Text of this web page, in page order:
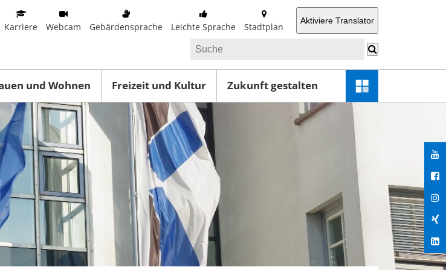
Karriere Webcam Gebärdensprache Leichte Sprache Stadtplan
Aktiviere Translator
und Wohnen Freizeit und Kultur Zukunft gestalten
Schnellzugriff-
Menü